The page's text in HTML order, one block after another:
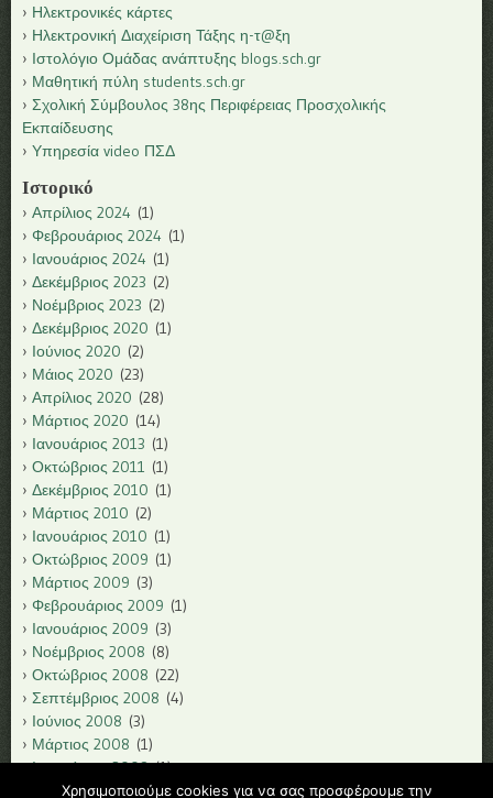
Ηλεκτρονικές κάρτες
Ηλεκτρονική Διαχείριση Τάξης η-τ@ξη
Ιστολόγιο Ομάδας ανάπτυξης blogs.sch.gr
Μαθητική πύλη students.sch.gr
Σχολική Σύμβουλος 38ης Περιφέρειας Προσχολικής
Εκπαίδευσης
Υπηρεσία video ΠΣΔ
Ιστορικό
Απρίλιος 2024 (1)
Φεβρουάριος 2024 (1)
Ιανουάριος 2024 (1)
Δεκέμβριος 2023 (2)
Νοέμβριος 2023 (2)
Δεκέμβριος 2020 (1)
Ιούνιος 2020 (2)
Μάιος 2020 (23)
Απρίλιος 2020 (28)
Μάρτιος 2020 (14)
Ιανουάριος 2013 (1)
Οκτώβριος 2011 (1)
Δεκέμβριος 2010 (1)
Μάρτιος 2010 (2)
Ιανουάριος 2010 (1)
Οκτώβριος 2009 (1)
Μάρτιος 2009 (3)
Φεβρουάριος 2009 (1)
Ιανουάριος 2009 (3)
Νοέμβριος 2008 (8)
Οκτώβριος 2008 (22)
Σεπτέμβριος 2008 (4)
Ιούνιος 2008 (3)
Μάρτιος 2008 (1)
Ιανουάριος 2008(1)
Δεκέμβριος 2007(1)
Χρησιμοποιούμε cookies για να σας προσφέρουμε την